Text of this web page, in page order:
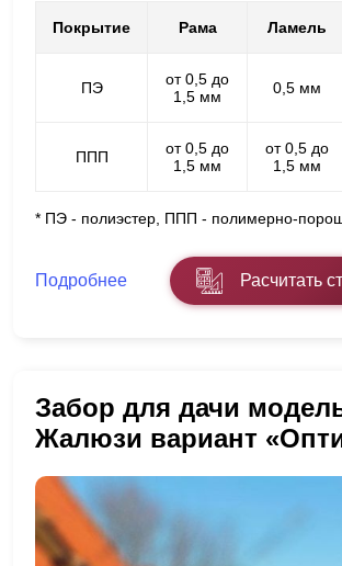
Покрытие Рама Ламель
ПЭ
от 0,5 до
1,5 мм
0,5 мм
ППП
от 0,5 до
1,5 мм
от 0,5 до
1,5 мм
* ПЭ - полиэстер, ППП - полимерно-
Подробнее Расчитать
Забор для дачи
Жалюзи вариант